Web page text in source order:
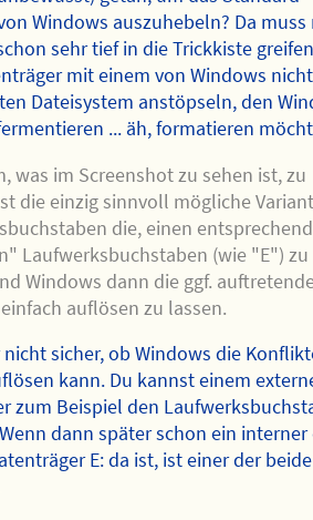
Windows auszuhebeln? Da muss
sehr tief in die Trickkiste
mit einem von Windows nicht
Dateisystem anstöpseln, den
... äh, formatieren
was im Screenshot zu sehen ist, zu
die einzig sinnvoll mögliche
die, einen entsprechend
Laufwerksbuchstaben (wie "E") zu
Windows dann die ggf.
auflösen zu lassen.
sicher, ob Windows die
kann. Du kannst einem
zum Beispiel den
dann später schon ein interner
E: da ist, ist einer der